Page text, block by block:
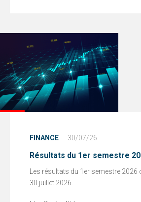
FINANCE 30/07/26
Résultats du 1er semestre
Les résultats du 1er semestre 2026
30 juillet 2026.